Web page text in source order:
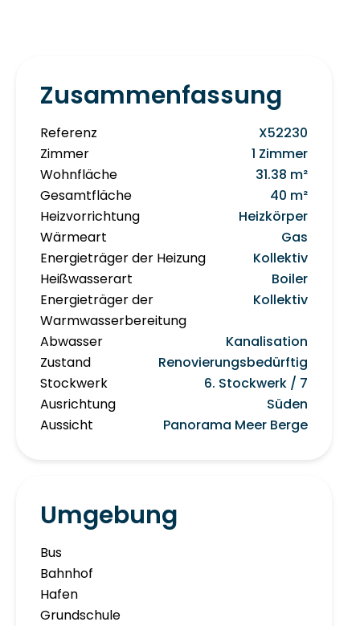
Zusammenfassung
Referenz
X52230
Zimmer
1 Zimmer
Wohnfläche
31.38 m²
Gesamtfläche
40 m²
Heizvorrichtung
Heizkörper
Wärmeart
Gas
Energieträger der Heizung
Kollektiv
Heißwasserart
Boiler
Energieträger der
Warmwasserbereitung
Kollektiv
Abwasser
Kanalisation
Zustand
Renovierungsbedürftig
Stockwerk
6. Stockwerk / 7
Ausrichtung
Süden
Aussicht
Panorama Meer Berge
Umgebung
Bus
Bahnhof
Hafen
Grundschule